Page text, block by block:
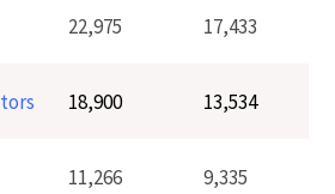
22,975 17,433
18,900 13,534
11,266 9,335